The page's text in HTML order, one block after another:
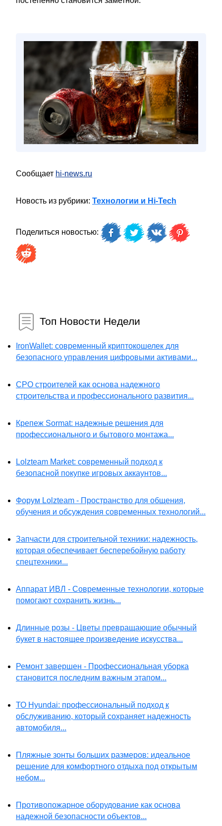
Сообщает hi-news.ru
Новость из рубрики: Технологии и Hi-Tech
Поделиться новостью:
Топ Новости Недели
IronWallet: современный криптокошелек для
безопасного управления цифровыми активами...
СРО строителей как основа надежного
строительства и профессионального развития...
Крепеж Sormat: надежные решения для
профессионального и бытового монтажа...
Lolzteam Market: современный подход к
безопасной покупке игровых аккаунтов...
Форум Lolzteam - Пространство для общения,
обучения и обсуждения современных технологий...
Запчасти для строительной техники: надежность,
которая обеспечивает бесперебойную работу
спецтехники...
Аппарат ИВЛ - Современные технологии, которые
помогают сохранить жизнь...
Длинные розы - Цветы превращающие обычный
букет в настоящее произведение искусства...
Ремонт завершен - Профессиональная уборка
становится последним важным этапом...
ТО Hyundai: профессиональный подход к
обслуживанию, который сохраняет надежность
автомобиля...
Пляжные зонты больших размеров: идеальное
решение для комфортного отдыха под открытым
небом...
Противопожарное оборудование как основа
надежной безопасности объектов...